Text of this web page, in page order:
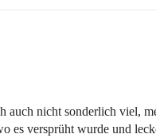
auch nicht sonderlich viel,
es versprüht wurde und